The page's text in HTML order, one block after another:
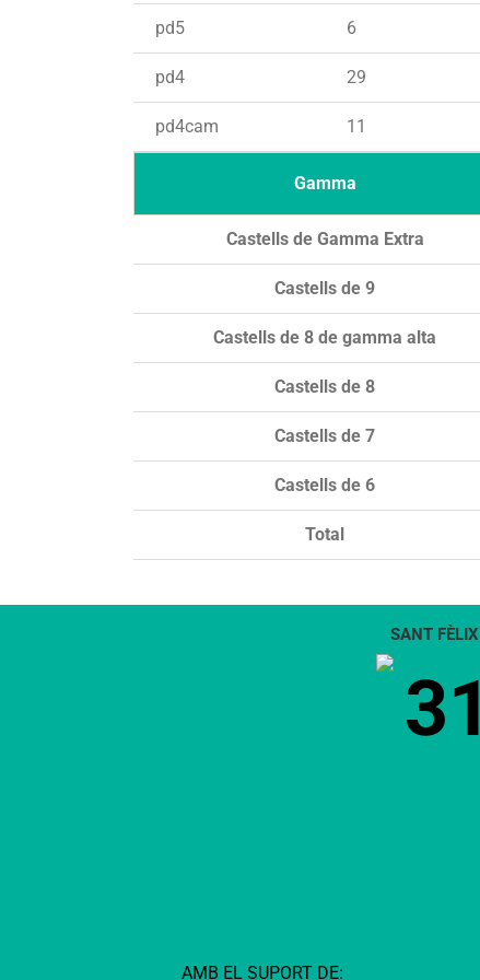
pd5 6
pd4 29
pd4cam 11
Gamma
Total
Castells de Gamma Extra
Castells de 9
Castells de 8 de gamma alta
Castells de 8
Castells de 7
Castells de 6
SANT FÈLIX
31
AMB EL SUPORT DE: